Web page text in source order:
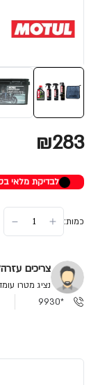
₪283
לבדיקת מלאי
כמות:
צריכים
נציג מטרו
*9930